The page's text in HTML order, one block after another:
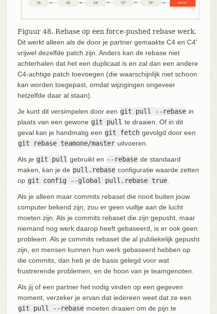
Figuur 48. Rebase op een force-pushed rebase werk.
Dit werkt alleen als de door je partner gemaakte C4 en C4'
vrijwel dezelfde patch zijn. Anders kan de rebase niet
achterhalen dat het een duplicaat is en zal dan een andere
C4-achtige patch toevoegen (die waarschijnlijk niet schoon
kan worden toegepast, omdat wijzigingen ongeveer
hetzelfde daar al staan).
Je kunt dit versimpelen door een git pull --rebase in
plaats van een gewone git pull te draaien. Of in dit
geval kan je handmatig een git fetch gevolgd door een
git rebase teamone/master uitvoeren.
Als je git pull gebruikt en --rebase de standaard
maken, kan je de pull.rebase configuratie waarde zetten
op git config --global pull.rebase true
Als je alleen maar commits rebaset die nooit buiten jouw
computer bekend zijn, zou er geen vuiltje aan de lucht
moeten zijn. Als je commits rebaset die zijn gepusht, maar
niemand nog werk daarop heeft gebaseerd, is er ook geen
probleem. Als je commits rebaset die al publiekelijk gepusht
zijn, en mensen kunnen hun werk gebaseerd hebben op
die commits, dan heb je de basis gelegd voor wat
frustrerende problemen, en de hoon van je teamgenoten.
Als jij of een partner het nodig vinden op een gegeven
moment, verzeker je ervan dat iedereen weet dat ze een
git pull --rebase moeten draaien om de pijn te